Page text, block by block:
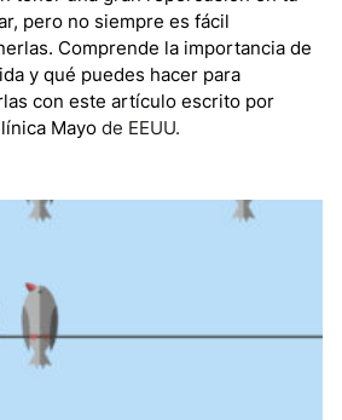
pero no siempre es fácil
Comprende la importancia de
y qué puedes hacer para
con este artículo escrito por
Mayo de EEUU.